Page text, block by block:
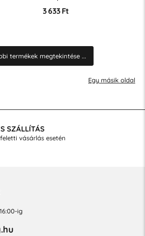
3 633 Ft
termékek megtekintése ...
Egy másik oldal
SZÁLLÍTÁS
vásárlás esetén
ig